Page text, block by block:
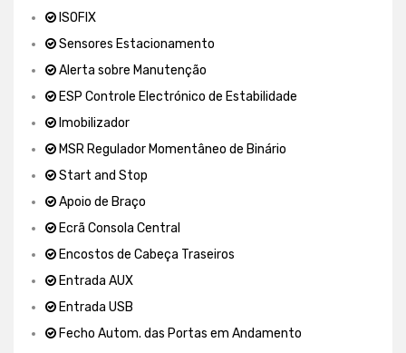
ISOFIX
Sensores Estacionamento
Alerta sobre Manutenção
ESP Controle Electrónico de Estabilidade
Imobilizador
MSR Regulador Momentâneo de Binário
Start and Stop
Apoio de Braço
Ecrã Consola Central
Encostos de Cabeça Traseiros
Entrada AUX
Entrada USB
Fecho Autom. das Portas em Andamento